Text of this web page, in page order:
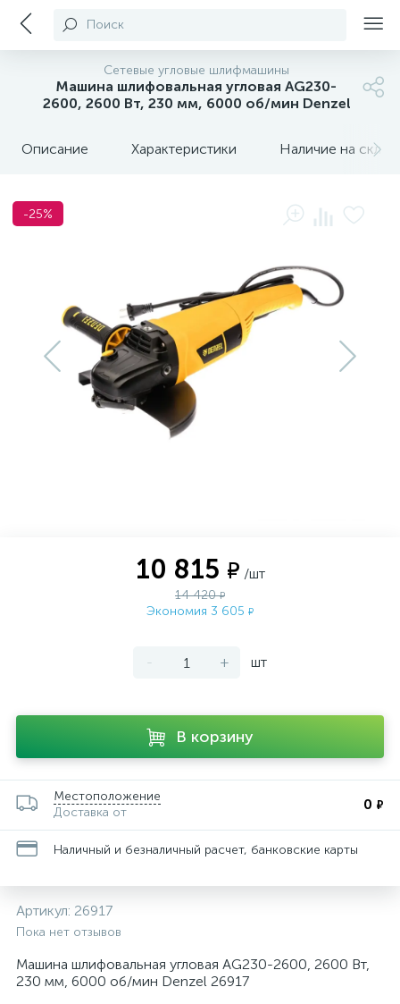
Поиск
Сетевые угловые шлифмашины
Машина шлифовальная угловая AG230-
2600, 2600 Вт, 230 мм, 6000 об/мин Denzel
Описание Характеристики Наличие на
-25%
10 815 ₽ /шт
14 420₽
Экономия 3 605 ₽
- + шт
В корзину
Местоположение
Доставка от
0 ₽
Наличный и безналичный расчет, банковские карты
Артикул: 26917
Пока нет отзывов
Машина шлифовальная угловая AG230-2600, 2600 Вт,
230 мм, 6000 об/мин Denzel 26917